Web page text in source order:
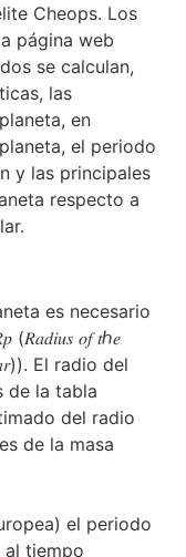
Cheops. Los
página web
se calculan,
las
en
el periodo
y las principales
respecto a
es necesario
𝑜𝑓 𝑡ℎ𝑒
El radio del
de la tabla
del radio
de la masa
el periodo
al tiempo